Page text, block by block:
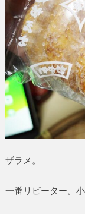
ザラメ。
一番リピーター。